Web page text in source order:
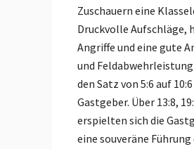
Zuschauern eine
Druckvolle Aufschläge,
Angriffe und eine gute
und
den Satz von 5:6 auf
Gastgeber. Über 13:8,
erspielten sich die
eine souveräne Führung